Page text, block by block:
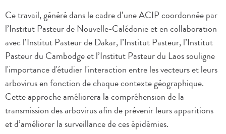
Ce travail, généré dans le cadre d’une ACIP coordonnée par
l’Institut Pasteur de Nouvelle-Calédonie et en collaboration
avec l’Institut Pasteur de Dakar, l’Institut Pasteur, l’Institut
Pasteur du Cambodge et l’Institut Pasteur du Laos souligne
l'importance d'étudier l'interaction entre les vecteurs et leurs
arbovirus en fonction de chaque contexte géographique.
Cette approche améliorera la compréhension de la
transmission des arbovirus afin de prévenir leurs apparitions
et d’améliorer la surveillance de ces épidémies.